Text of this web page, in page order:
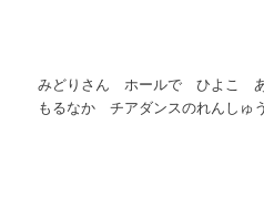
みどりさん ホールで ひよこ
もるなか チアダンスのれんしゅ